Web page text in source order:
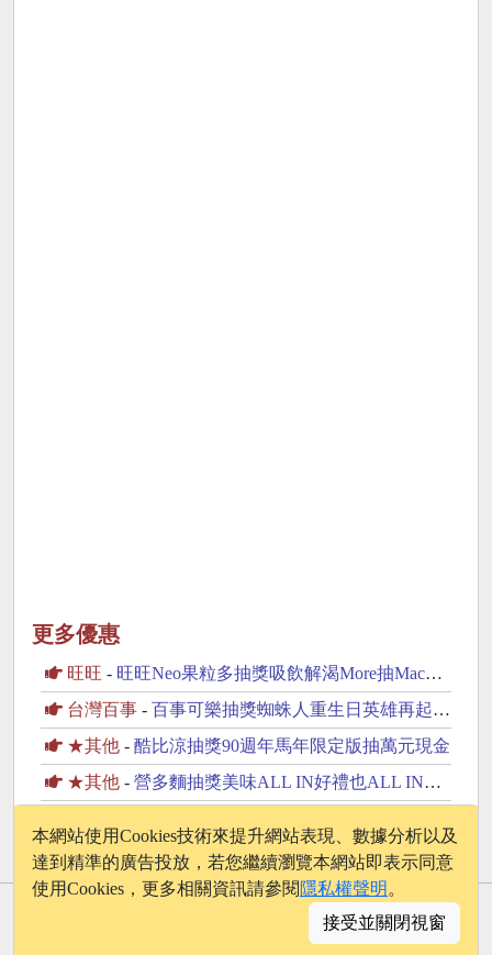
更多優惠
旺旺 - 旺旺Neo果粒多抽獎吸飲解渴More抽MacBook Neo
台灣百事 - 百事可樂抽獎蜘蛛人重生日英雄再起抽美國來回機票
★其他 - 酷比涼抽獎90週年馬年限定版抽萬元現金
★其他 - 營多麵抽獎美味ALL IN好禮也ALL IN抽iPhone17
© 2026 - onelife.tw
隱私權政策│聯絡我們
本網站使用Cookies技術來提升網站表現、數據分析以及
達到精準的廣告投放，若您繼續瀏覽本網站即表示同意
使用Cookies，更多相關資訊請參閱 隱私權聲明 。
接受並關閉視窗